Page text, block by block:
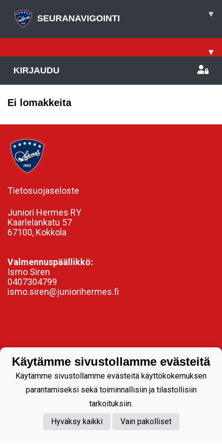
SEURANAVIGOINTI ▾
▾
KIRJAUDU
Ei lomakkeita
Tietosuojaseloste
Juniori Hermes RY
Kaarlelankatu 57
67100, Kokkola
Valmennuspäällikkö:
Ismo Siren
0407304799
ismo.siren@juniorihermes.fi
Powered by
Käytämme sivustollamme evästeitä
Käytämme sivustollamme evästeitä käyttökokemuksen
parantamiseksi sekä toiminnallisiin ja tilastollisiin
tarkoituksiin.
Hyväksy kaikki
Vain pakolliset